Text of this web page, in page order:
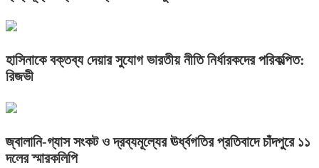
হাসিনাকে বক্তব্য দেয়ার সুযোগ ভারতীয় নীতি নির্ধারকদের পরিকল্পিত:
রিজভী
জ্বালানি-গ্যাস সংকট ও দ্রব্যমূল্যের ঊর্ধ্বগতির প্রতিবাদে চাঁদপুরে ১১
দলের স্মারকলিপি